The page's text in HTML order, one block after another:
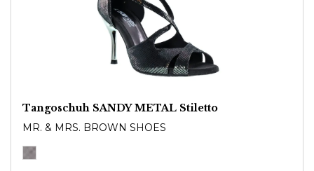
Tangoschuh SANDY METAL Stiletto
MR. & MRS. BROWN SHOES